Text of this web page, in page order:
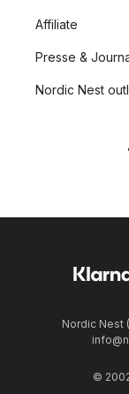
Affiliate
Presse &
Nordic Nest
Nordic Nest
©